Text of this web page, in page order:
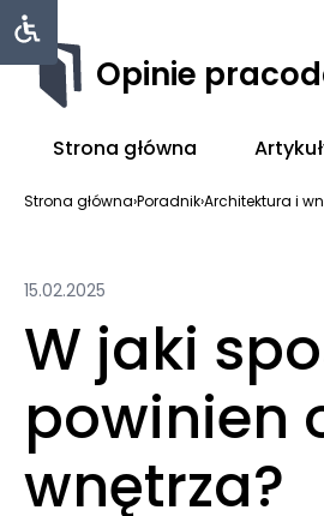
Opinie
Strona główna
Strona główna›Poradnik›Architektura i
15.02.2025
W jaki
powinien
wnętrza?